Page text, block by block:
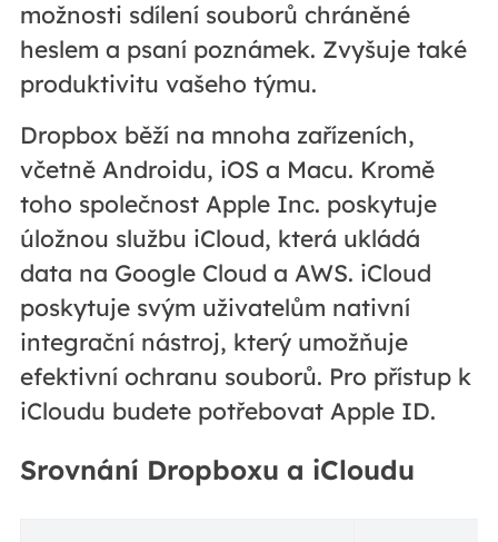
možnosti sdílení souborů chráněné
heslem a psaní poznámek. Zvyšuje také
produktivitu vašeho týmu.
Dropbox běží na mnoha zařízeních,
včetně Androidu, iOS a Macu. Kromě
toho společnost Apple Inc. poskytuje
úložnou službu iCloud, která ukládá
data na Google Cloud a AWS. iCloud
poskytuje svým uživatelům nativní
integrační nástroj, který umožňuje
efektivní ochranu souborů. Pro přístup k
iCloudu budete potřebovat Apple ID.
Srovnání Dropboxu a iCloudu